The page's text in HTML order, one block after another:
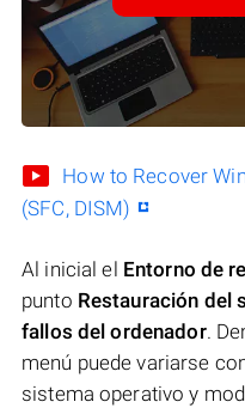
How to Recover
(SFC, DISM)
Al inicial el Entorno de
punto Restauración del
fallos del ordenador.
menú puede variarse
sistema operativo y